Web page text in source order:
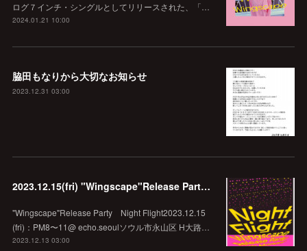
ログ７インチ・シングルとしてリリースされた、「…
2024.01.21 10:00
脇田もなりから大切なお知らせ
2023.12.31 03:00
2023.12.15(fri) "Wingscape"Release Party Night Flight @echo.seoul
"Wingscape"Release Party Night Flight2023.12.15
(fri)：PM8〜11@ echo.seoulソウル市永山区 H大路…
2023.12.13 03:00